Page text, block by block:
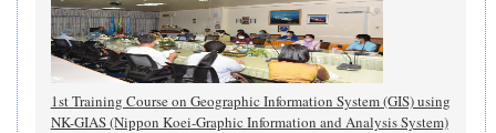
1st Training Course on Geographic Information System (GIS) using
NK-GIAS (Nippon Koei-Graphic Information and Analysis System)